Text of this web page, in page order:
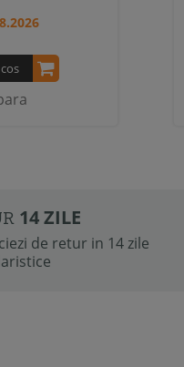
14 ZILE
de retur in 14 zile